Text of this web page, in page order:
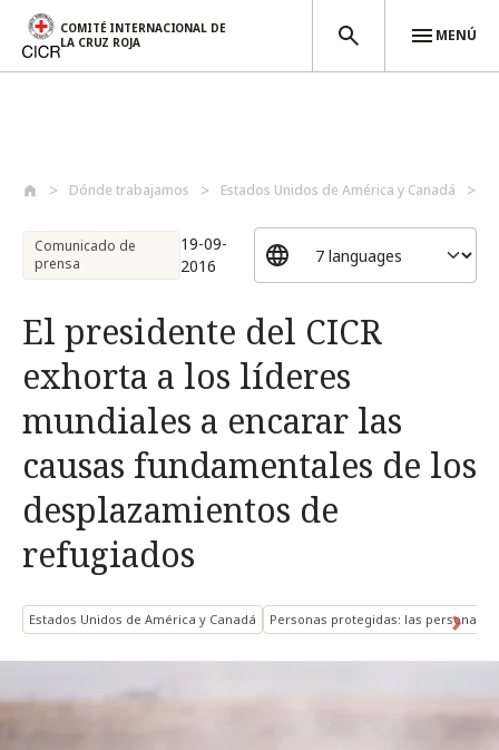
COMITÉ INTERNACIONAL DE
LA CRUZ ROJA
MENÚ
Dónde trabajamos Estados Unidos de América y Canadá
Comunicado de
prensa
19-09-
2016
El presidente del CICR
exhorta a los líderes
mundiales a encarar las
causas fundamentales de los
desplazamientos de
refugiados
Estados Unidos de América y Canadá Personas protegidas: las personas